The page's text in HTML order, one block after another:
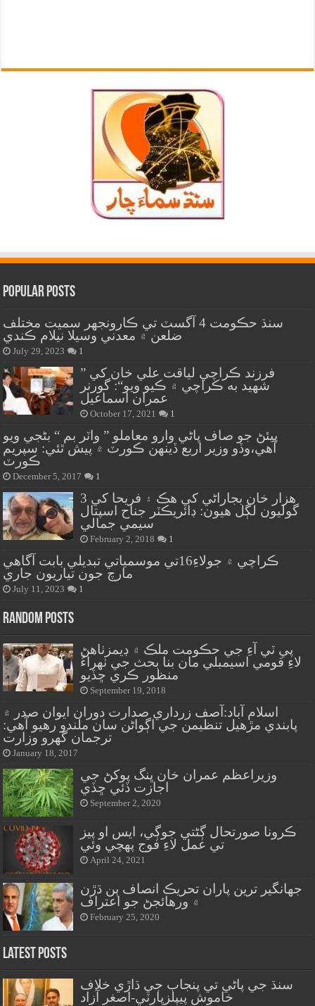
Popular Posts
سنڌ حڪومت 4 آگسٽ تي ڪارونجهر سميت مختلف
ضلعن ۾ معدني وسيلا نيلام ڪندي
July 29, 2023 1
” فرزند ڪراچي لياقت علي خان کي
شهيد به ڪراچي ۾ ڪيو ويو“: گورنر
عمران اسماعيل
October 17, 2021 1
پيئڻ جو صاف پاڻي وارو معاملو ” واٽر بم “ بڻجي ويو
آهي،وڏو وزير اربع ڏينهن ڪورٽ ۾ پيش ٿئي: سپريم
ڪورٽ
December 5, 2017 1
هزار خان بجاراڻي کي هڪ ۽ فريحا کي 3
گوليون لڳل هيون: ڊائريڪٽر جناح اسپتال
سيمي جمالي
February 2, 2018 1
ڪراچي ۾ جولاءِ16تي موسمياتي تبديلي بابت آگاهي
مارچ جون تياريون جاري
July 11, 2023 1
Random Posts
پي ٽي آءِ جي حڪومت ملڪ ۾ ڊيمزٺاهڻ
لاءِ قومي اسيمبلي مان بنا بحث جي ٺهراءُ
منظور ڪري ڇڏيو
September 19, 2018
اسلام آباد:آصف زرداري صدارت دوران ايوان صدر ۾
پابندي مڙهيل تنظيمن جي اڳواڻن سان ملندو رهيو آهي:
ترجمان گهرو وزارت
January 18, 2017
وزيراعظم عمران خان ڀنگ پوکڻ جي
اجازت ڏئي ڇڏي
September 2, 2020
ڪرونا صورتحال ڳڻتي جوڳي، ايس او پيز
تي عمل لاءِ فوج پهچي وئي
April 24, 2021
جهانگير ترين پاران تحريڪ انصاف ٻن ڌڙن
۾ ورهائجڻ جو اعتراف
February 25, 2020
Latest Posts
سنڌ جي پاڻي تي پنجاب جي ڌاڙي خلاف
خاموش پيپلزپارٽي-اصغر آزاد